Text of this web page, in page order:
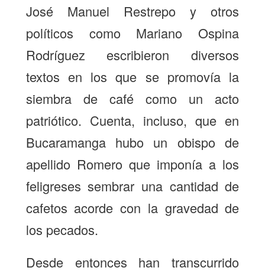
José Manuel Restrepo y otros
políticos como Mariano Ospina
Rodríguez escribieron diversos
textos en los que se promovía la
siembra de café como un acto
patriótico. Cuenta, incluso, que en
Bucaramanga hubo un obispo de
apellido Romero que imponía a los
feligreses sembrar una cantidad de
cafetos acorde con la gravedad de
los pecados.
Desde entonces han transcurrido